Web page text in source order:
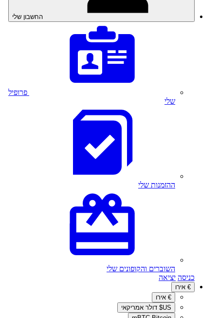
החשבון שלי
פרופיל
שלי
ההזמנות שלי
השוברים והקופונים שלי
כניסה יציאה
€ אירו
€ אירו
US$
דולר אמריקאי